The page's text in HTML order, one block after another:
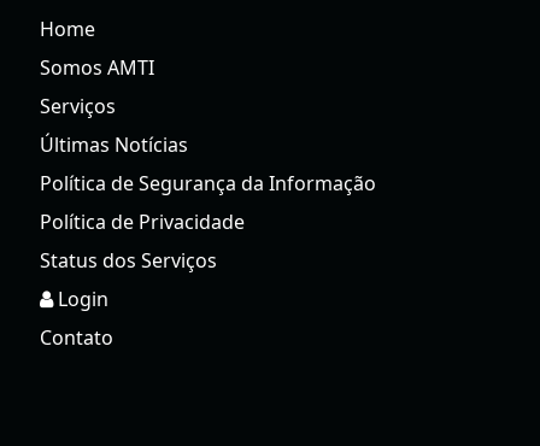
Home
Somos AMTI
Serviços
Últimas Notícias
Política de Segurança da Informação
Política de Privacidade
Status dos Serviços
Login
Contato